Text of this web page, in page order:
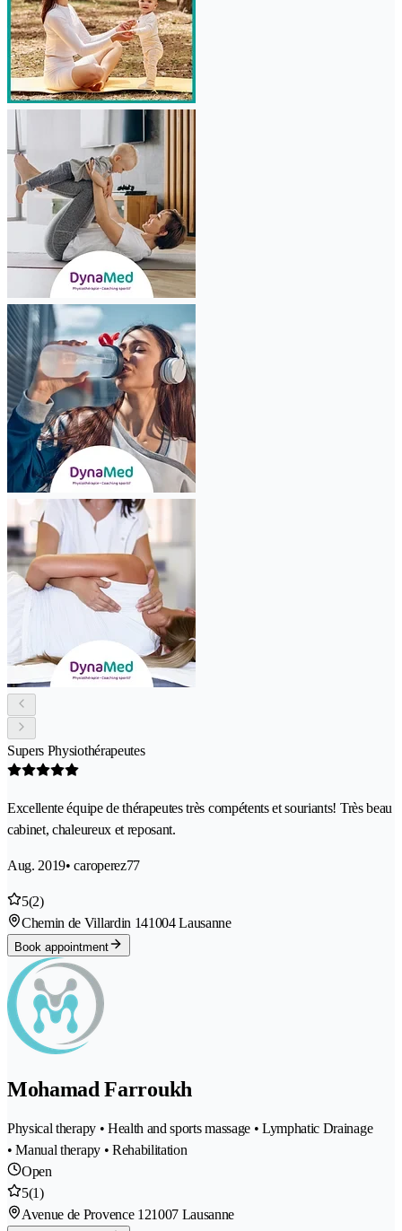
Supers Physiothérapeutes
Excellente équipe de thérapeutes très compétents et souriants! Très beau
cabinet, chaleureux et reposant.
Aug. 2019• caroperez77
5(2)
Chemin de Villardin 141004 Lausanne
Book appointment
Mohamad Farroukh
Physical therapy • Health and sports massage • Lymphatic Drainage
• Manual therapy • Rehabilitation
Open
5(1)
Avenue de Provence 121007 Lausanne